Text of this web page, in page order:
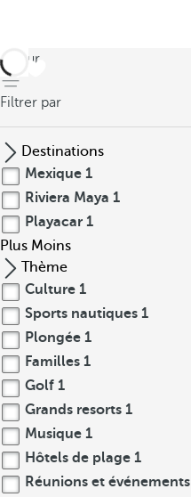
retour
Filtrer par
Destinations
Mexique 1
Riviera Maya 1
Playacar 1
Plus Moins
Thème
Culture 1
Sports nautiques 1
Plongée 1
Familles 1
Golf 1
Grands resorts 1
Musique 1
Hôtels de plage 1
Réunions et événements